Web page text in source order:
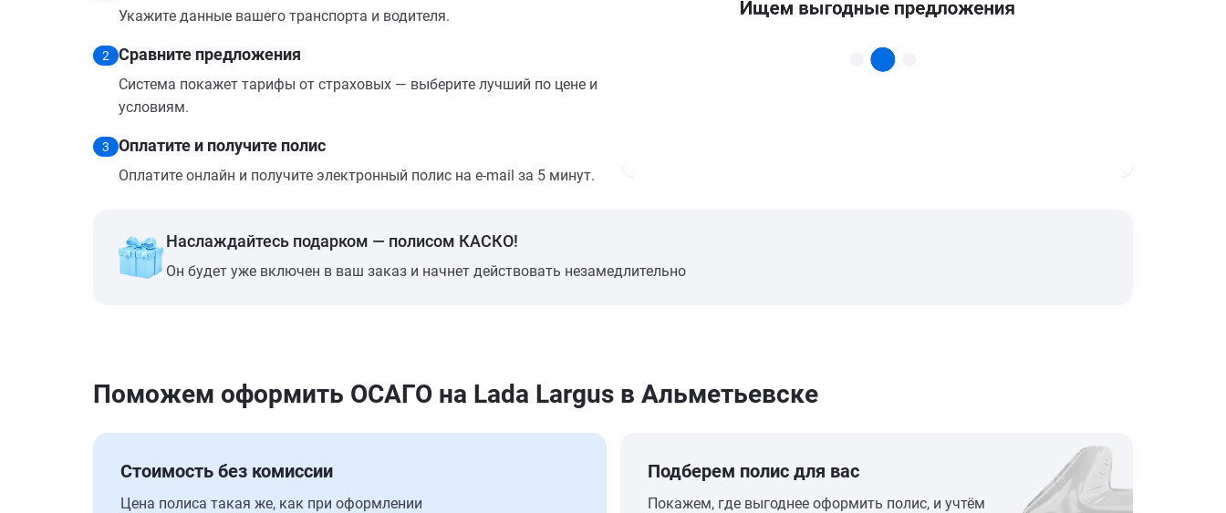
Укажите данные вашего транспорта и водителя.
2 Сравните предложения
Система покажет тарифы от страховых — выберите лучший по цене и
условиям.
3 Оплатите и получите полис
Оплатите онлайн и получите электронный полис на e-mail за 5 минут.
Наслаждайтесь подарком — полисом КАСКО!
Он будет уже включен в ваш заказ и начнет действовать незамедлительно
Поможем оформить ОСАГО на Lada Largus в Альметьевске
Стоимость без комиссии
Цена полиса такая же, как при оформлении
Подберем полис для вас
Покажем, где выгоднее оформить полис, и учтём